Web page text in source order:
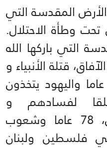
عاما ً، والأرض المقدسة التي
تحت وطأة الاحتلال.
التي باركها الله
قتلة الأنبياء و
المرسلين”، وتابع “78 عاما واليهود يتخذون
لفسادهم و
إفسادهم في الأرض، 78 عاما وشعوب
فلسطين ولبنان